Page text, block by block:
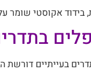
בידוד אקוסטי שומר
בעייתיים